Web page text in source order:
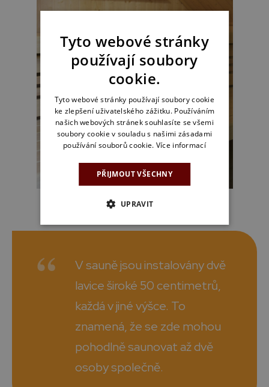
V sauně jsou instalovány dvě
lavice široké 50 centimetrů,
každá v jiné výšce. To
znamená, že se zde mohou
pohodlně saunovat až dvě
osoby společně.
Tyto webové stránky
používají soubory
cookie.
Tyto webové stránky používají soubory cookie
ke zlepšení uživatelského zážitku. Používáním
našich webových stránek souhlasíte se všemi
soubory cookie v souladu s našimi zásadami
používání souborů cookie. Více informací
PŘIJMOUT VŠECHNY
UPRAVIT